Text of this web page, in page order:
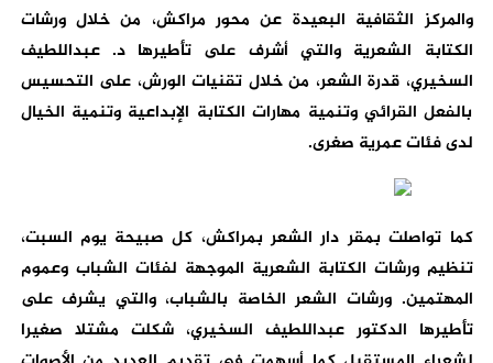
والمركز الثقافية البعيدة عن محور مراكش، من خلال ورشات
الكتابة الشعرية والتي أشرف على تأطيرها د. عبداللطيف
السخيري، قدرة الشعر، من خلال تقنيات الورش، على التحسيس
بالفعل القرائي وتنمية مهارات الكتابة الإبداعية وتنمية الخيال
لدى فئات عمرية صغرى.
كما تواصلت بمقر دار الشعر بمراكش، كل صبيحة يوم السبت،
تنظيم ورشات الكتابة الشعرية الموجهة لفئات الشباب وعموم
المهتمين. ورشات الشعر الخاصة بالشباب، والتي يشرف على
تأطيرها الدكتور عبداللطيف السخيري، شكلت مشتلا صغيرا